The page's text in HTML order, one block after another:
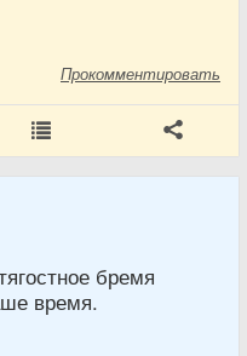
Прокомментировать
бремя
время.